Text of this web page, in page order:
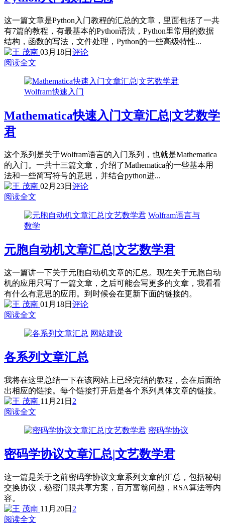
这一篇文章是Python入门教程的汇总的文章，里面包括了一共
有7篇的教程，有最基本的Python语法，Python里常用的数据
结构，函数的写法，文件处理，Python的一些高级特性...
03月18日 评论
阅读全文
Wolfram快速入门
Mathematica快速入门文章汇总|文艺数学
君
这个系列是关于Wolfram语言的入门系列，也就是Mathematica
的入门。一共十三篇文章，介绍了Mathematica的一些基本用
法和一些简写符号的意思，并结合python进...
02月23日 评论
阅读全文
Wolfram语言与
数学
元胞自动机文章汇总|文艺数学君
这一篇讲一下关于元胞自动机文章的汇总。现在关于元胞自动
机的应用只写了一篇文章，之后可能会写更多的文章，我看看
有什么有意思的应用。到时候会在更新下面的链接的。
01月18日 评论
阅读全文
网站建设
各系列文章汇总
我将在这里总结一下在该网站上已经完结的教程，会在后面给
出相应的链接。每个链接打开后是各个系列具体文章的链接。
11月21日 2
阅读全文
密码学协议
密码学协议文章汇总|文艺数学君
这一篇是关于之前密码学协议文章系列文章的汇总，包括秘钥
交换协议，秘密门限共享方案，百万富翁问题，RSA算法等内
容。
11月20日 2
阅读全文